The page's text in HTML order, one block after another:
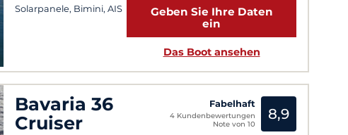
Solarpanele, Bimini, AIS
Geben Sie Ihre Daten
ein
Das Boot ansehen
Bavaria 36
Cruiser
Fabelhaft
4 Kundenbewertungen
Note von 10
8,9